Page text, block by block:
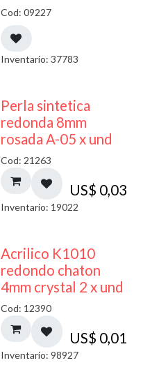
Cod: 09227
Inventario: 37783
Perla sintetica
redonda 8mm
rosada A-05 x und
Cod: 21263
US$ 0,03
Inventario: 19022
50% DESCUENTO
Acrilico K1010
redondo chaton
4mm crystal 2 x und
Cod: 12390
US$ 0,01
Inventario: 98927